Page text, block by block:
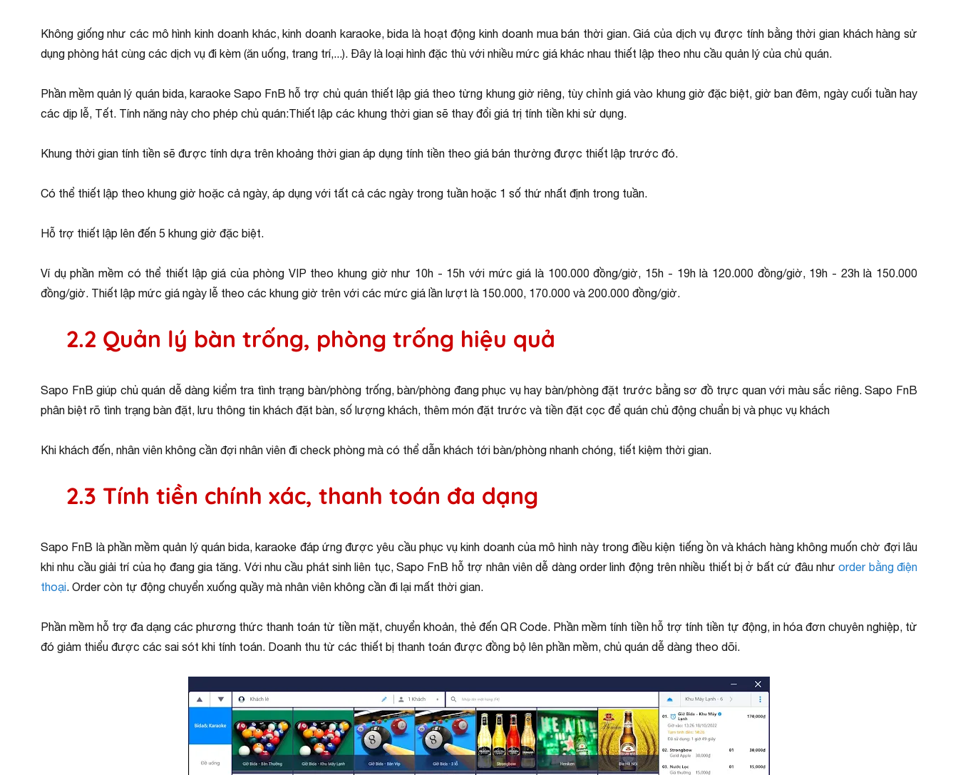
Không giống như các mô hình kinh doanh khác, kinh doanh karaoke, bida là hoạt động kinh doanh mua bán thời gian. Giá của dịch vụ được tính bằng thời gian khách hàng sử
dụng phòng hát cùng các dịch vụ đi kèm (ăn uống, trang trí,...). Đây là loại hình đặc thù với nhiều mức giá khác nhau thiết lập theo nhu cầu quản lý của chủ quán.
Phần mềm quản lý quán bida, karaoke Sapo FnB hỗ trợ chủ quán thiết lập giá theo từng khung giờ riêng, tùy chỉnh giá vào khung giờ đặc biệt, giờ ban đêm, ngày cuối tuần hay
các dịp lễ, Tết. Tính năng này cho phép chủ quán:Thiết lập các khung thời gian sẽ thay đổi giá trị tính tiền khi sử dụng.
Khung thời gian tính tiền sẽ được tính dựa trên khoảng thời gian áp dụng tính tiền theo giá bán thường được thiết lập trước đó.
Có thể thiết lập theo khung giờ hoặc cả ngày, áp dụng với tất cả các ngày trong tuần hoặc 1 số thứ nhất định trong tuần.
Hỗ trợ thiết lập lên đến 5 khung giờ đặc biệt.
Ví dụ phần mềm có thể thiết lập giá của phòng VIP theo khung giờ như 10h - 15h với mức giá là 100.000 đồng/giờ, 15h - 19h là 120.000 đồng/giờ, 19h - 23h là 150.000
đồng/giờ. Thiết lập mức giá ngày lễ theo các khung giờ trên với các mức giá lần lượt là 150.000, 170.000 và 200.000 đồng/giờ.
2.2 Quản lý bàn trống, phòng trống hiệu quả
Sapo FnB giúp chủ quán dễ dàng kiểm tra tình trạng bàn/phòng trống, bàn/phòng đang phục vụ hay bàn/phòng đặt trước bằng sơ đồ trực quan với màu sắc riêng. Sapo FnB
phân biệt rõ tình trạng bàn đặt, lưu thông tin khách đặt bàn, số lượng khách, thêm món đặt trước và tiền đặt cọc để quán chủ động chuẩn bị và phục vụ khách
Khi khách đến, nhân viên không cần đợi nhân viên đi check phòng mà có thể dẫn khách tới bàn/phòng nhanh chóng, tiết kiệm thời gian.
2.3 Tính tiền chính xác, thanh toán đa dạng
Sapo FnB là phần mềm quản lý quán bida, karaoke đáp ứng được yêu cầu phục vụ kinh doanh của mô hình này trong điều kiện tiếng ồn và khách hàng không muốn chờ đợi lâu
khi nhu cầu giải trí của họ đang gia tăng. Với nhu cầu phát sinh liên tục, Sapo FnB hỗ trợ nhân viên dễ dàng order linh động trên nhiều thiết bị ở bất cứ đâu nhưorder bằng điện
thoại. Order còn tự động chuyển xuống quầy mà nhân viên không cần đi lại mất thời gian.
Phần mềm hỗ trợ đa dạng các phương thức thanh toán từ tiền mặt, chuyển khoản, thẻ đến QR Code. Phần mềm tính tiền hỗ trợ tính tiền tự động, in hóa đơn chuyên nghiệp, từ
đó giảm thiểu được các sai sót khi tính toán. Doanh thu từ các thiết bị thanh toán được đồng bộ lên phần mềm, chủ quán dễ dàng theo dõi.